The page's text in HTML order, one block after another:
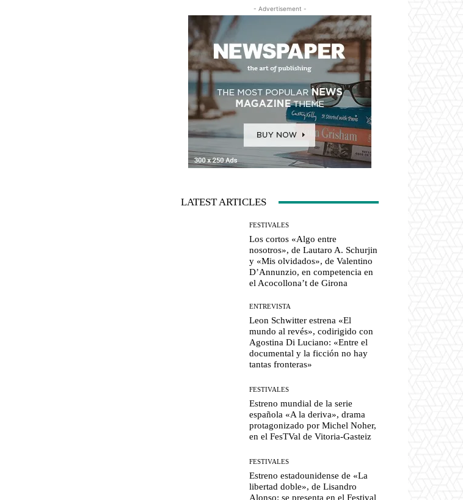
- Advertisement -
LATEST ARTICLES
FESTIVALES
Los cortos «Algo entre
nosotros», de Lautaro A. Schurjin
y «Mis olvidados», de Valentino
D’Annunzio, en competencia en
el Acocollona’t de Girona
ENTREVISTA
Leon Schwitter estrena «El
mundo al revés», codirigido con
Agostina Di Luciano: «Entre el
documental y la ficción no hay
tantas fronteras»
FESTIVALES
Estreno mundial de la serie
española «A la deriva», drama
protagonizado por Michel Noher,
en el FesTVal de Vitoria-Gasteiz
FESTIVALES
Estreno estadounidense de «La
libertad doble», de Lisandro
Alonso: se presenta en el Festival